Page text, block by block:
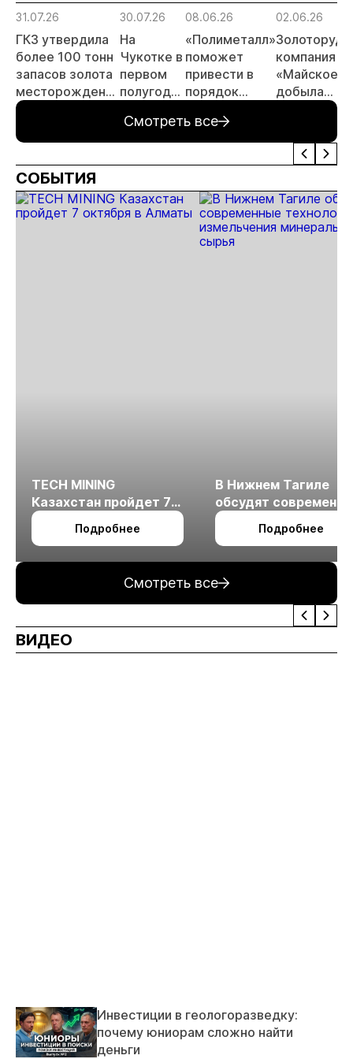
МСБ
31.07.26
ГКЗ утвердила
более 100 тонн
запасов золота
месторождения
«Совиное» на
30.07.26
На
Чукотке в
первом
полугодии
11,3 тонны
золота
08.06.26
«Полиметалл»
поможет
привести в
порядок
Певеке
02.06.26
компания
«Майское»
добыла
тонн руды
Смотреть все
СОБЫТИЯ
TECH MINING
Казахстан пройдет 7
октября в Алматы
Подробнее
В Нижнем Тагиле
обсудят
технологии
измельчения
Подробнее
Смотреть все
ВИДЕО
Инвестиции в геологоразведку:
почему юниорам сложно найти
деньги